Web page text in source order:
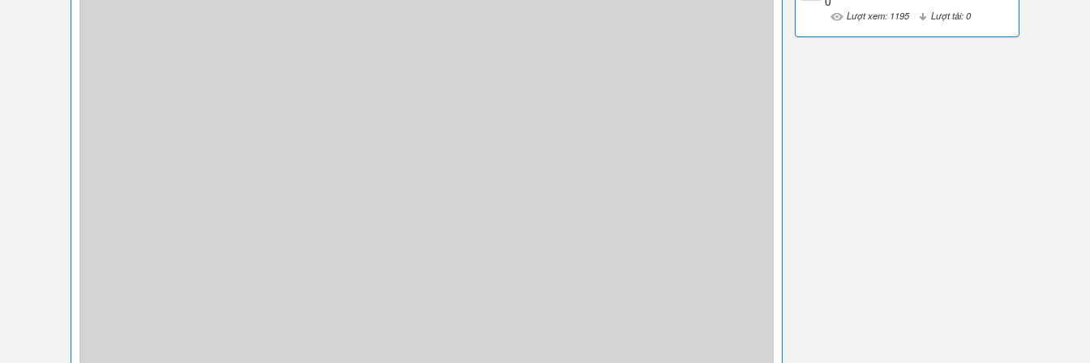
Lượt xem: 1195 Lượt tải: 0